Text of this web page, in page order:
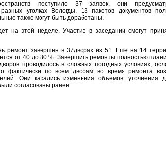
поступило 37 заявок, они
уголках Вологды. 13 пакетов документов
также могут быть доработаны.
на этой неделе. Участие в заседании смогут
ремонт завершен в 37дворах из 51. Еще на 14
от 40 до 80 %. Завершить ремонты полностью
проводилось в сложных погодных условиях,
фактически по всем дворам во время ремонта
Они касались изменения объемов, уточнения
согласованы ранее.